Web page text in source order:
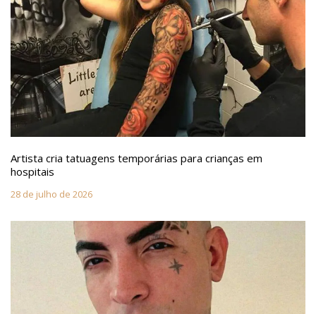
Artista cria tatuagens temporárias para crianças em
hospitais
28 de julho de 2026